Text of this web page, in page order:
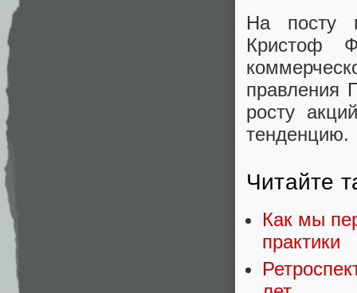
На посту
Кристоф
правления
росту
тенденцию.
Читайте
Как мы
практики